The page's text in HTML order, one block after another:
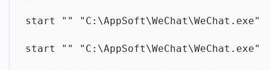
start "" "C:\AppSoft\WeChat\WeChat.exe"
start "" "C:\AppSoft\WeChat\WeChat.exe"